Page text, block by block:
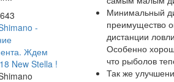
643
-
Ждем
New Stella !
Минимальный
преимущество
дистанции
Особенно
что рыболов
Так же